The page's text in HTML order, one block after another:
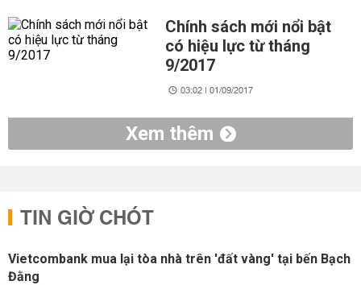
Chính sách mới nổi bật
có hiệu lực từ tháng
9/2017
03:02 | 01/09/2017
Xem thêm
TIN GIỜ CHÓT
Vietcombank mua lại tòa nhà trên 'đất vàng' tại bến Bạch
Đằng